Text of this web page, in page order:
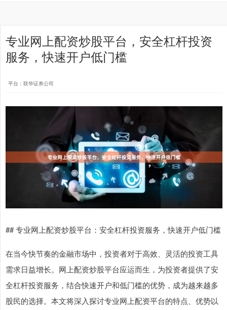
专业网上配资炒股平台，安全杠杆投资
服务，快速开户低门槛
平台：联华证券公司
## 专业网上配资炒股平台：安全杠杆投资服务，快速开户低门槛
在当今快节奏的金融市场中，投资者对于高效、灵活的投资工具
需求日益增长。网上配资炒股平台应运而生，为投资者提供了安
全杠杆投资服务，结合快速开户和低门槛的优势，成为越来越多
股民的选择。本文将深入探讨专业网上配资平台的特点、优势以